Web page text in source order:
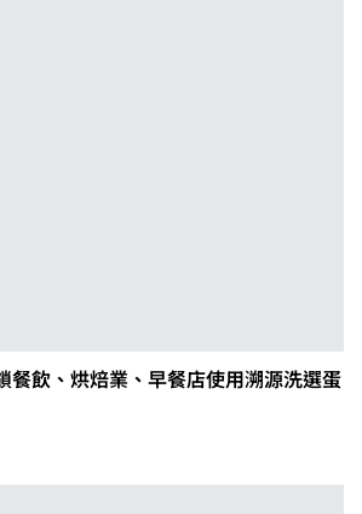
飲、烘焙業、早餐店使用溯源洗選蛋